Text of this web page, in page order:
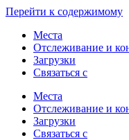
Перейти к содержимому
Места
Отслеживание и
Загрузки
Связаться с
Места
Отслеживание и
Загрузки
Связаться с